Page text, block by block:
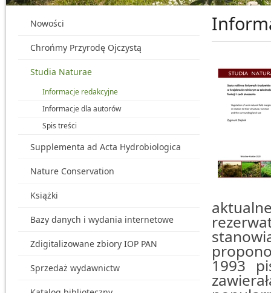
Nowości
Chrońmy Przyrodę Ojczystą
Studia Naturae
Informacje redakcyjne
Informacje dla autorów
Spis treści
Supplementa ad Acta Hydrobiologica
Nature Conservation
Książki
Bazy danych i wydania internetowe
Zdigitalizowane zbiory IOP PAN
Sprzedaż wydawnictw 1993